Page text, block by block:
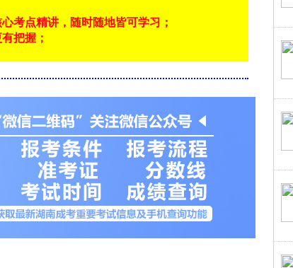
考点精讲，随时随地皆可学习；
把握；